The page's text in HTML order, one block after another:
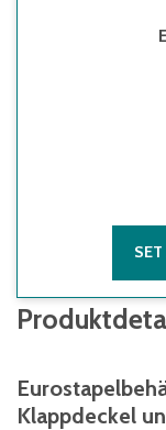
Klappdeckel